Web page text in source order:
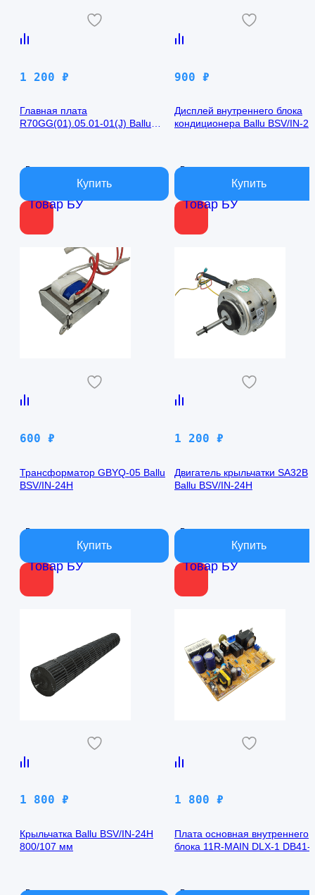
Товар БУ
1 200 ₽
Главная плата
R70GG(01).05.01-01(J) Ballu
В наличии
Товар БУ
900 ₽
Дисплей внутреннего блока
кондиционера Ballu BSV/IN-
В наличии
Товар БУ
600 ₽
Трансформатор GBYQ-05 Ballu
BSV/IN-24H
В наличии
Товар БУ
1 200 ₽
Двигатель крыльчатки SA32B
Ballu BSV/IN-24H
В наличии
1 800 ₽
Крыльчатка Ballu BSV/IN-24H
800/107 мм
В наличии
1 800 ₽
Плата основная внутреннего
блока 11R-MAIN DLX-1 DB41-
В наличии